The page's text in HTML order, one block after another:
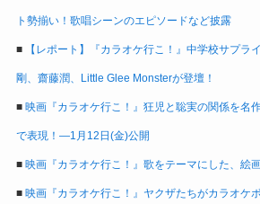
ト勢揃い！歌唱シーンのエピソードなど披露
■ 【レポート】『カラオケ行こ！』中学校サプラ
剛、齋藤潤、Little Glee Monsterが登壇！
■ 映画『カラオケ行こ！』狂児と聡実の関係を名
で表現！―1月12日(金)公開
■ 映画『カラオケ行こ！』歌をテーマにした、絵
■ 映画『カラオケ行こ！』ヤクザたちがカラオケ